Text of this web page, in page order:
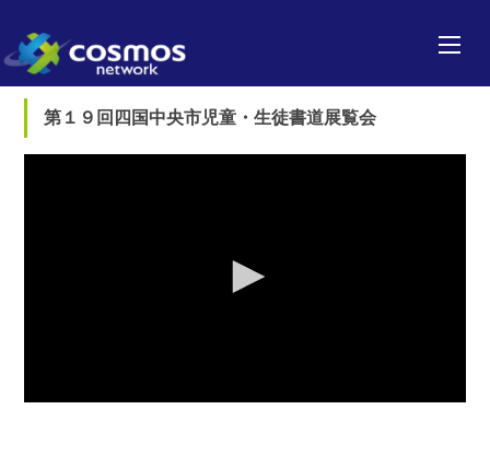
第１９回四国中央市児童・生徒書道展覧会